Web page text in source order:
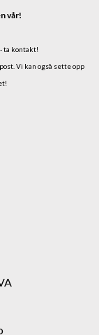
vår!
ta kontakt!
Vi kan også sette opp